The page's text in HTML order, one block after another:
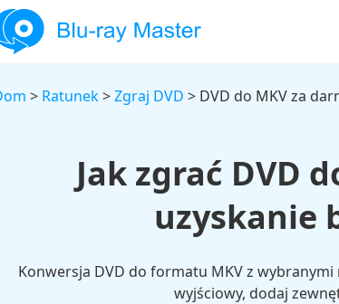
> Ratunek>Zgraj DVD > DVD do MKV za
Jak zgrać DVD
uzyskanie
Konwersja DVD do formatu MKV z
wyjściowy, dodaj